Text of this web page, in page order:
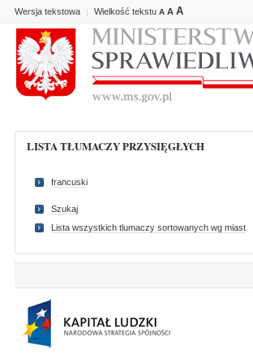
Wersja tekstowa | Wielkość tekstu A A A
LISTA TŁUMACZY PRZYSIĘGŁYCH
francuski
Szukaj
Lista wszystkich tlumaczy sortowanych wg miast